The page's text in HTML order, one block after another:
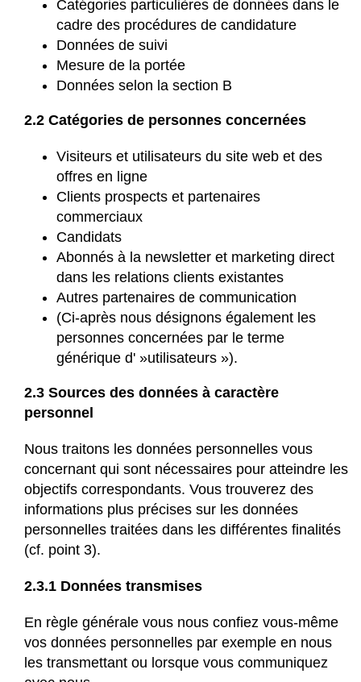
Catégories particulières de données dans le
cadre des procédures de candidature
Données de suivi
Mesure de la portée
Données selon la section B
2.2 Catégories de personnes concernées
Visiteurs et utilisateurs du site web et des
offres en ligne
Clients prospects et partenaires
commerciaux
Candidats
Abonnés à la newsletter et marketing direct
dans les relations clients existantes
Autres partenaires de communication
(Ci-après nous désignons également les
personnes concernées par le terme
générique d' »utilisateurs »).
2.3 Sources des données à caractère
personnel
Nous traitons les données personnelles vous
concernant qui sont nécessaires pour atteindre les
objectifs correspondants. Vous trouverez des
informations plus précises sur les données
personnelles traitées dans les différentes finalités
(cf. point 3).
2.3.1 Données transmises
En règle générale vous nous confiez vous-même
vos données personnelles par exemple en nous
les transmettant ou lorsque vous communiquez